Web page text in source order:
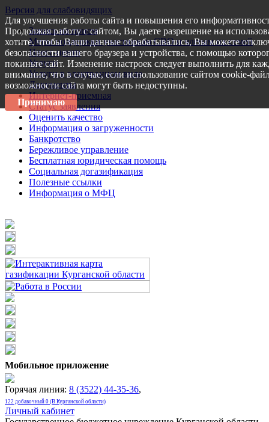
Версия для слабовидящих
Запись на прием
Меры поддержки участникам СВО и членам их семей
Пресс-центр
Услуги
Услуги в электронном виде
Документы
Интернет-приемная
Статус заявления
Оценить качество
Информация о загруженности
Банкротство
Бережливое управление
Бесплатная юридическая помощь
Социальная догазификация
Полезные ссылки
Информация о МФЦ
Мобильное приложение
Горячая линия: 8 (3522) 44-35-36,
122 добавочный 0 (В Курганской области)
Личный кабинет
Для улучшения работы сайта и повышения его
Продолжая работу с сайтом, Вы даете разрешение на
хотите, чтобы Ваши данные обрабатывались, Вы можете
безопасности вашего браузера и устройства, с помощью
покиньте сайт. Изменение настроек следует выполнить для
внимание, что в случае, если использование сайтом cookie-
возможности сайта могут быть недоступны.
Принимаю